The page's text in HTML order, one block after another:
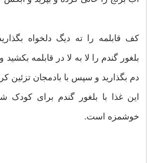
کف قابلمه را ته دیگ دلخواه
دم بگذارید و سپس با بادمجان تزئین
این غذا با بلغور گندم برای کودک
خوشمزه است.